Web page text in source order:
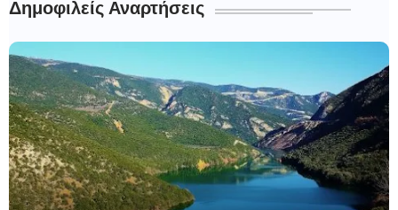
Δημοφιλείς Αναρτήσεις